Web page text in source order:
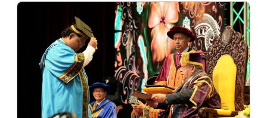
o
o
k
d
s
A
p
p